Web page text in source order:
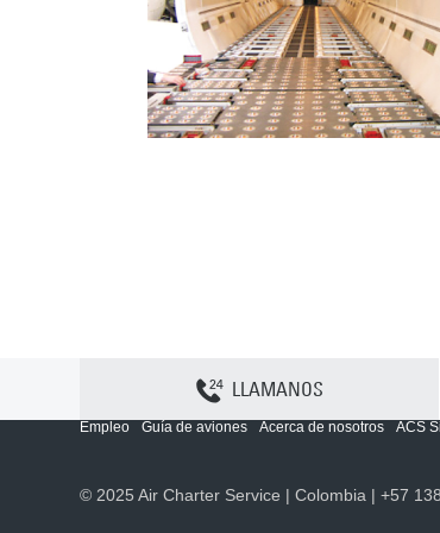
LLAMANOS
Sitemap Política y privacidad
Empleo
Guía de aviones Acerca de nosotros ACS
© 2025 Air Charter Service | Colombia | +57